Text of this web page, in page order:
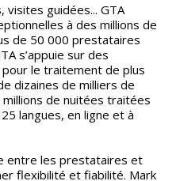
guidées... GTA
à des millions de
de 50 000 prestataires
s’appuie sur des
le traitement de plus
dizaines de milliers de
de nuitées traitées
langues, en ligne et à
entre les prestataires et
flexibilité et fiabilité. Mark